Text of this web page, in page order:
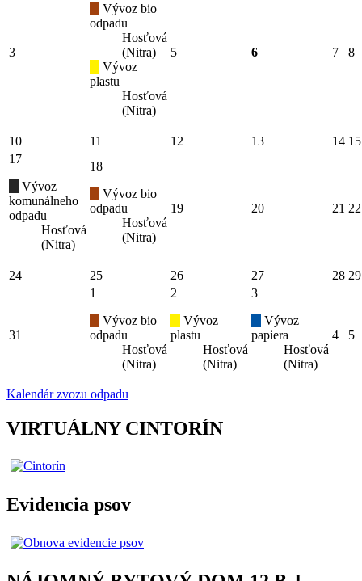
3
Vývoz bio
odpadu
Hosťová
(Nitra)
Vývoz
plastu
Hosťová
(Nitra)
5 6 7 8
10 11 12 13 14 15
17
Vývoz
komunálneho
odpadu
Hosťová
(Nitra)
18
Vývoz bio
odpadu
Hosťová
(Nitra)
19 20 21 22
24 25 26 27 28 29
31
1
Vývoz bio
odpadu
Hosťová
(Nitra)
2
Vývoz
plastu
Hosťová
(Nitra)
3
Vývoz
papiera
Hosťová
(Nitra)
4 5
Kalendár zvozu odpadu
VIRTUÁLNY CINTORÍN
Evidencia psov